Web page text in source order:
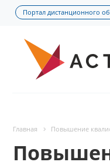
Портал дистанционного
Главная Повышение